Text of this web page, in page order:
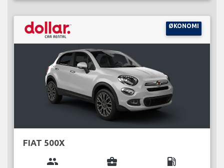
ØKONOMI
FIAT 500X
group business_center local_gas_station